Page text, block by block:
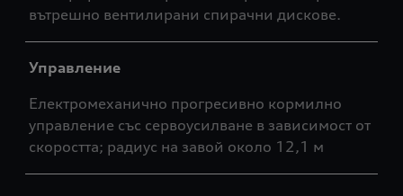
вътрешно вентилирани спирачни дискове.
Управление
Електромеханично прогресивно кормилно
управление със сервоусилване в зависимост от
скоростта; радиус на завой около 12,1 м